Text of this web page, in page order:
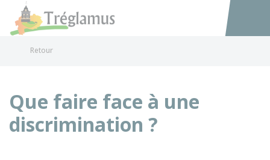
Accéder
Retour
Que faire face à une
discrimination ?